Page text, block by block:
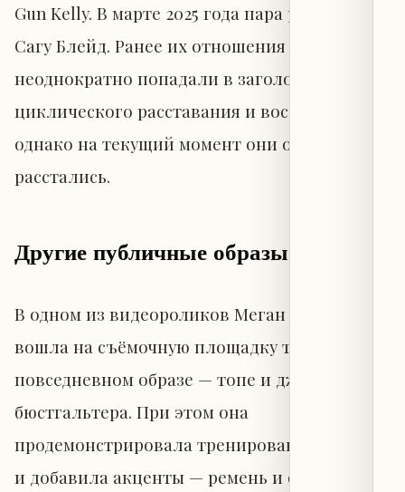
Gun Kelly. В марте 2025 года пара родила дочь
Сагу Блейд. Ранее их отношения
неоднократно попадали в заголовки из-за
циклического расставания и воссоединения,
однако на текущий момент они официально
расстались.
Другие публичные образы
В одном из видеороликов Меган Фокс
вошла на съёмочную площадку ток-шоу в
повседневном образе — топе и джинсах, без
бюстгальтера. При этом она
продемонстрировала тренированные плечи
и добавила акценты — ремень и ожерелье.